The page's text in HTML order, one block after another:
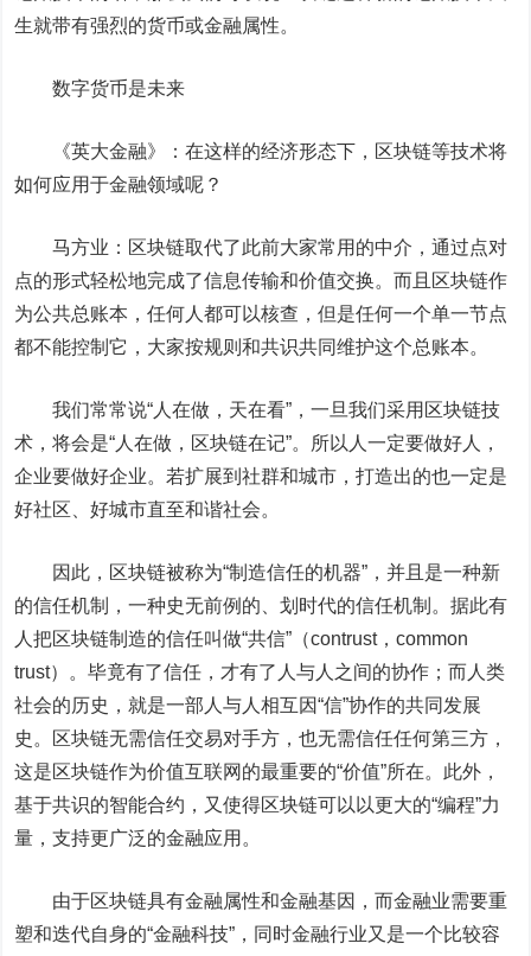
生就带有强烈的货币或金融属性。
数字货币是未来
《英大金融》：在这样的经济形态下，区块链等技术将
如何应用于金融领域呢？
马方业： 区块链取代了此前大家常用的中介，通过点对
点的形式轻松地完成了信息传输和价值交换。而且区块链作
为公共总账本，任何人都可以核查，但是任何一个单一节点
都不能控制它，大家按规则和共识共同维护这个总账本。
我们常常说“人在做，天在看”，一旦我们采用区块链技
术，将会是“人在做，区块链在记”。所以人一定要做好人，
企业要做好企业。若扩展到社群和城市，打造出的也一定是
好社区、好城市直至和谐社会。
因此，区块链被称为“制造信任的机器”，并且是一种新
的信任机制，一种史无前例的、划时代的信任机制。据此有
人把区块链制造的信任叫做“共信”（contrust，common
trust）。毕竟有了信任，才有了人与人之间的协作；而人类
社会的历史，就是一部人与人相互因“信”协作的共同发展
史。区块链无需信任交易对手方，也无需信任任何第三方，
这是区块链作为价值互联网的最重要的“价值”所在。此外，
基于共识的智能合约，又使得区块链可以以更大的“编程”力
量，支持更广泛的金融应用。
由于区块链具有金融属性和金融基因，而金融业需要重
塑和迭代自身的“金融科技”，同时金融行业又是一个比较容